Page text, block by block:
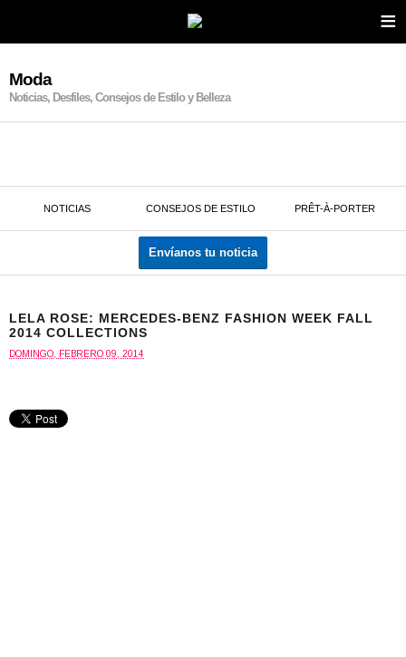
≡
Moda
Noticias, Desfiles, Consejos de Estilo y Belleza
NOTICIAS CONSEJOS DE ESTILO PRÊT-À-PORTER
Envíanos tu noticia
LELA ROSE: MERCEDES-BENZ FASHION WEEK FALL
2014 COLLECTIONS
DOMINGO, FEBRERO 09, 2014